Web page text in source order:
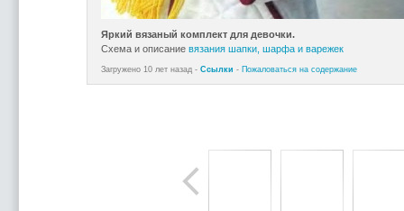
Яркий вязаный комплект для девочки.
Схема и описание вязания шапки, шарфа и варежек
Загружено 10 лет назад - Ссылки - Пожаловаться на содержание